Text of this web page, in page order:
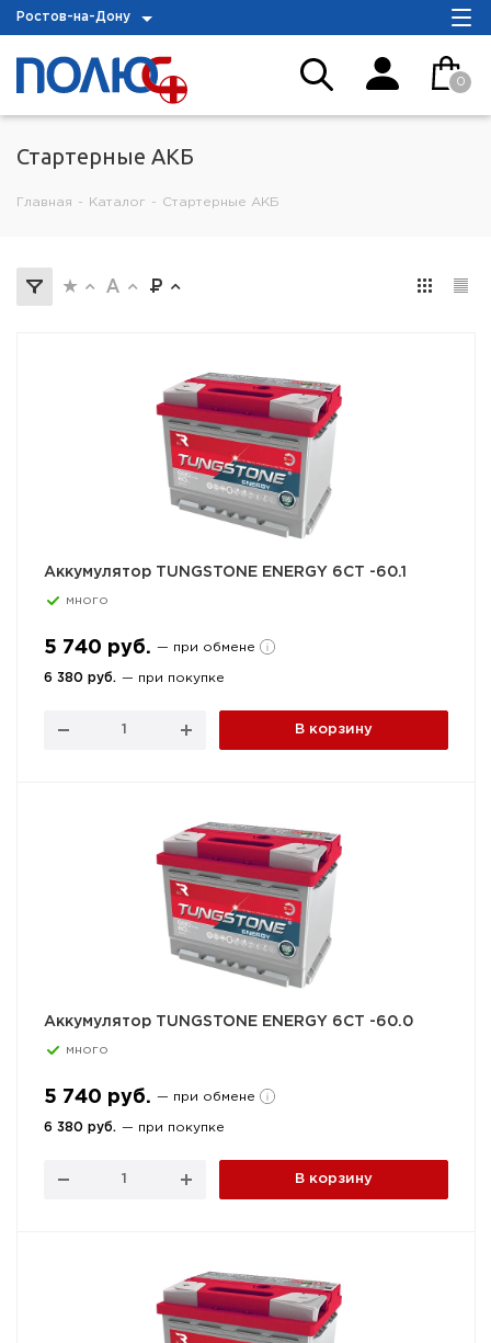
Ростов-на-Дону
0
Стартерные АКБ
Главная - Каталог - Стартерные АКБ
Аккумулятор TUNGSTONE ENERGY 6СТ -60.1
много
5 740 руб. — при обмене
6 380 руб. — при покупке
В корзину
Аккумулятор TUNGSTONE ENERGY 6СТ -60.0
много
5 740 руб. — при обмене
6 380 руб. — при покупке
В корзину